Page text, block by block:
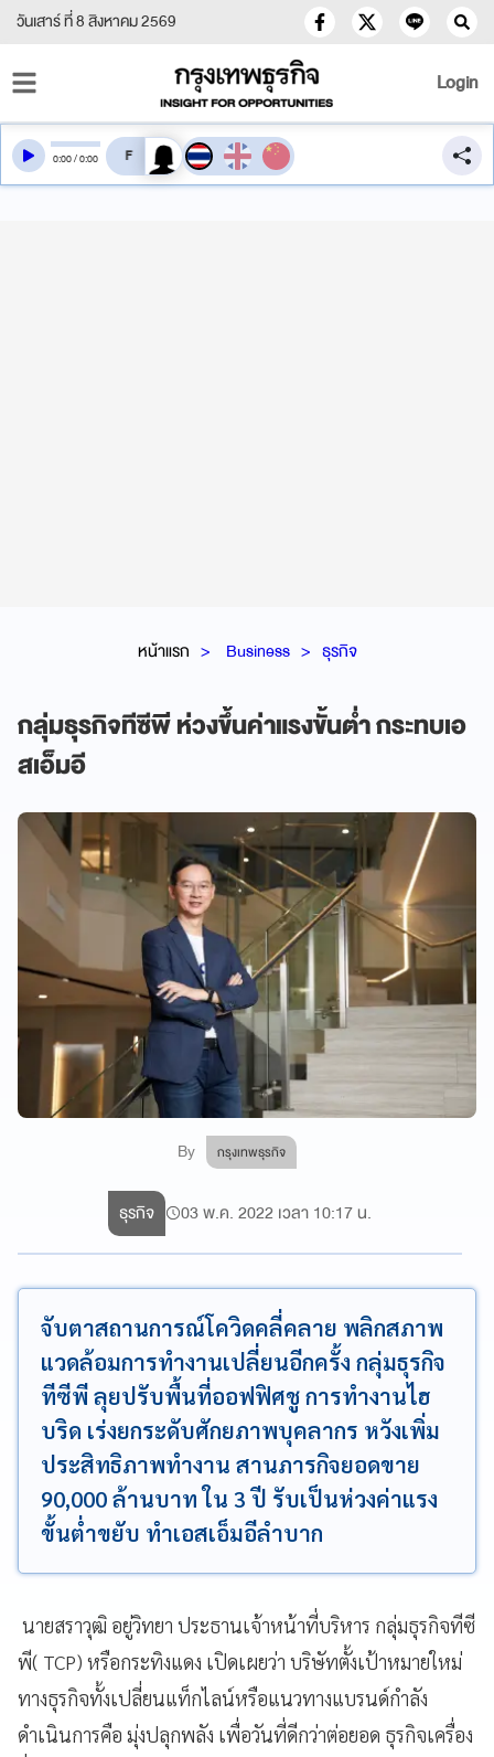
วันเสาร์ ที่ 8 สิงหาคม 2569
Login
หน้าแรก Business ธุรกิจ
กลุ่มธุรกิจทีซีพี ห่วงขึ้นค่าแรงขั้นต่ำ กระทบเอ
สเอ็มอี
By กรุงเทพธุรกิจ
0:00/0:00 สลับเสียงอ่าน
ธุรกิจ 03 พ.ค. 2022 เวลา 10:17 น.
จับตาสถานการณ์โควิดคลี่คลาย พลิกสภาพ
แวดล้อมการทำงานเปลี่ยนอีกครั้ง กลุ่มธุรกิจ
ทีซีพี ลุยปรับพื้นที่ออฟฟิศชู การทำงานไฮ
บริด เร่งยกระดับศักยภาพบุคลากร หวังเพิ่ม
ประสิทธิภาพทำงาน สานภารกิจยอดขาย
90,000 ล้านบาท ใน 3 ปี รับเป็นห่วงค่าแรง
ขั้นต่ำขยับ ทำเอสเอ็มอีลำบาก
นายสราวุฒิ อยู่วิทยา ประธานเจ้าหน้าที่บริหาร กลุ่มธุรกิจทีซี
พี( TCP) หรือกระทิงแดง เปิดเผยว่า บริษัทตั้งเป้าหมายใหม่
ทางธุรกิจทั้งเปลี่ยนแท็กไลน์หรือแนวทางแบรนด์กำลัง
ดำเนินการคือ มุ่งปลุกพลัง เพื่อวันที่ดีกว่าต่อยอด ธุรกิจเครื่อง